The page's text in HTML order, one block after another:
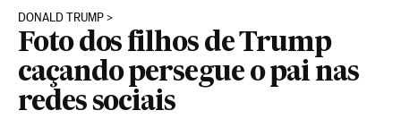
DONALD TRUMP
Foto dos filhos de Trump
caçando persegue o pai nas
redes sociais